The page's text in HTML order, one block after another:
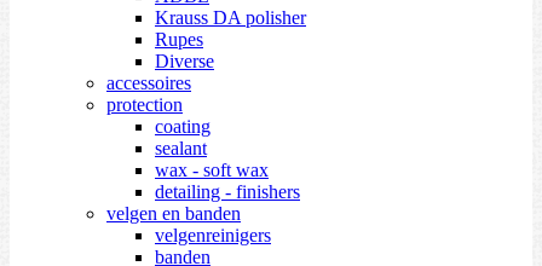
Krauss DA polisher
Rupes
Diverse
accessoires
protection
coating
sealant
wax - soft wax
detailing - finishers
velgen en banden
velgenreinigers
banden